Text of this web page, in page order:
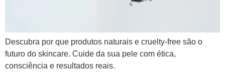
Descubra por que produtos naturais e cruelty-free são o
futuro do skincare. Cuide da sua pele com ética,
consciência e resultados reais.